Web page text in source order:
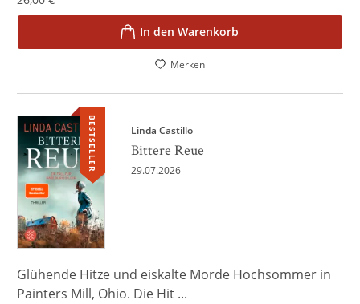
In den Warenkorb
Merken
BESTSELLER Linda Castillo
Bittere Reue
29.07.2026
Glühende Hitze und eiskalte Morde Hochsommer in
Painters Mill, Ohio. Die Hit ...